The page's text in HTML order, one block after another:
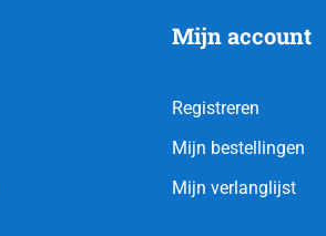
Mijn account
Registreren
Mijn bestellingen
Mijn verlanglijst